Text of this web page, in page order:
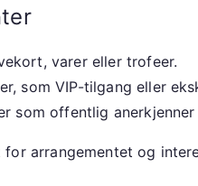
varer eller trofeer.
som VIP-tilgang eller
som offentlig
arrangementet og